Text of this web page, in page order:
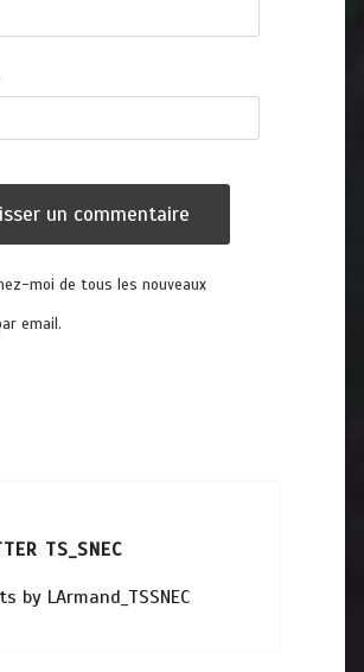
moi de tous les nouveaux
email.
TS_SNEC
by LArmand_TSSNEC